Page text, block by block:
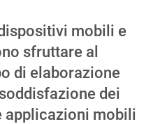
mobili e
sfruttare al
di elaborazione
dei
applicazioni mobili